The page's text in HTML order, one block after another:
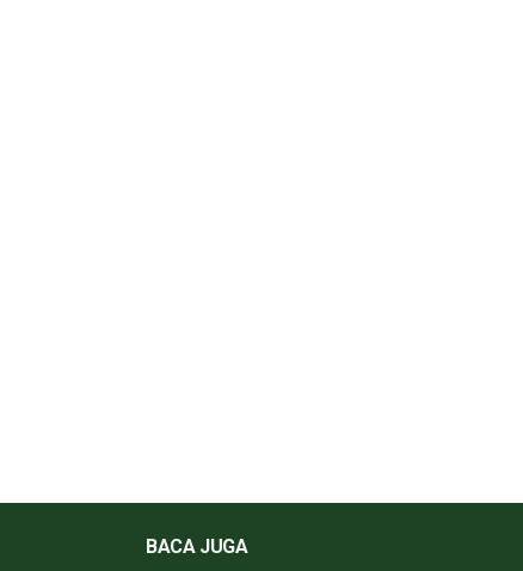
BACA JUGA